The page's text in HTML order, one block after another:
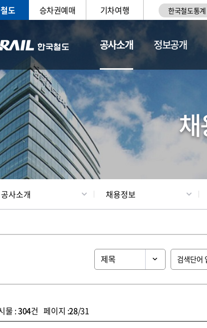
도 승차권예매 기차여행 한국철도통계
공사소개
일반현황
정보공개
공사소개 채용정보
물 :304건 페이지 :28/31